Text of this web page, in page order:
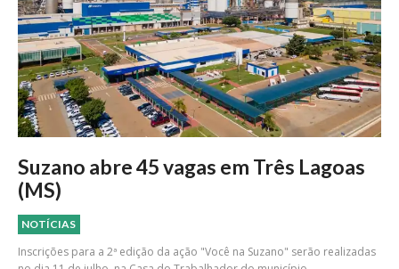
Suzano abre 45 vagas em Três Lagoas
(MS)
NOTÍCIAS
Inscrições para a 2ª edição da ação "Você na Suzano" serão realizadas